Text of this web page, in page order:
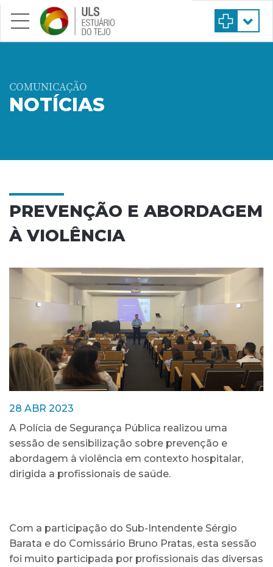
Saltar para conteúdo principal
COMUNICAÇÃO
NOTÍCIAS
PREVENÇÃO E ABORDAGEM
À VIOLÊNCIA
28 ABR 2023
A Polícia de Segurança Pública realizou uma
sessão de sensibilização sobre prevenção e
abordagem à violência em contexto hospitalar,
dirigida a profissionais de saúde.
Com a participação do Sub-Intendente Sérgio
Barata e do Comissário Bruno Pratas, esta sessão
foi muito participada por profissionais das diversas